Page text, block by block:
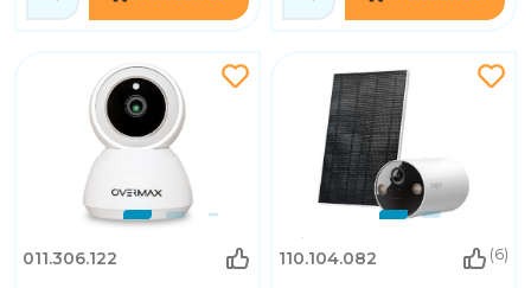
011.306.122 110.104.082 (6)